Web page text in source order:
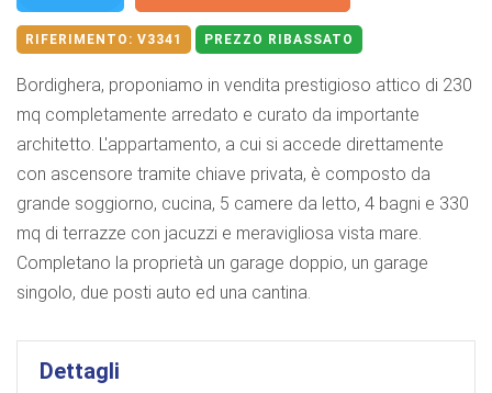
RIFERIMENTO: V3341 PREZZO RIBASSATO
Bordighera, proponiamo in vendita prestigioso attico di 230
mq completamente arredato e curato da importante
architetto. L'appartamento, a cui si accede direttamente
con ascensore tramite chiave privata, è composto da
grande soggiorno, cucina, 5 camere da letto, 4 bagni e 330
mq di terrazze con jacuzzi e meravigliosa vista mare.
Completano la proprietà un garage doppio, un garage
singolo, due posti auto ed una cantina.
Dettagli